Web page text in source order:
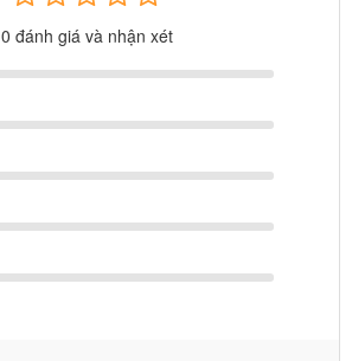
0 đánh giá và nhận xét